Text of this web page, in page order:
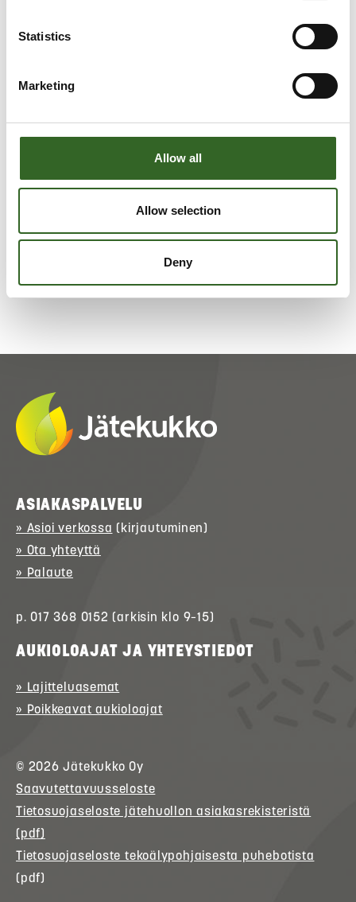
Statistics
Marketing
Allow all
Allow selection
Deny
LAJITTELUOHJEET
ASIAKASPALVELU
» Asioi verkossa (kirjautuminen)
» Ota yhteyttä
» Palaute
p. 017 368 0152 (arkisin klo 9–15)
AUKIOLOAJAT JA YHTEYSTIEDOT
» Lajitteluasemat
» Poikkeavat aukioloajat
© 2026Jätekukko Oy
Saavutettavuusseloste
Tietosuojaseloste jätehuollon asiakasrekisteristä
(pdf)
Tietosuojaseloste tekoälypohjaisesta puhebotista
(pdf)